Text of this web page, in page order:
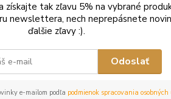
získajte tak zľavu 5% na vybrané
newslettera, nech neprepásnete
ďalšie zľavy :).
Odoslať
e-mailom podľa podmienok spracovania osobných